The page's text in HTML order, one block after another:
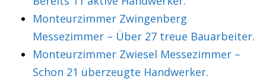
Monteurzimmer Zwingenberg
Messezimmer – Über 27 treue Bauarbeiter.
Monteurzimmer Zwiesel Messezimmer –
Schon 21 überzeugte Handwerker.